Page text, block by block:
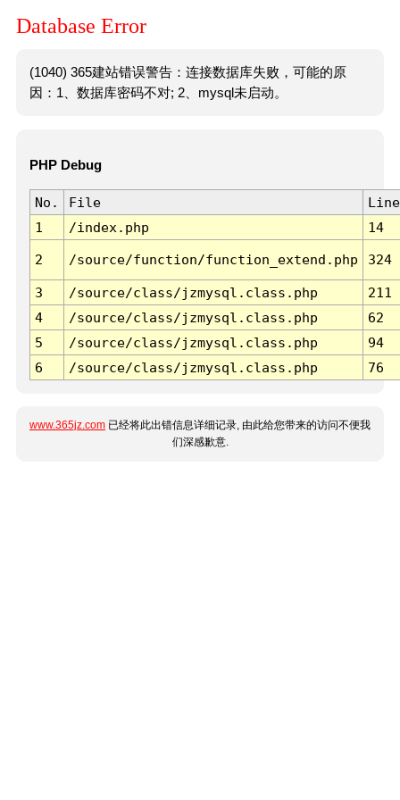
Database Error
(1040) 365建站错误警告：连接数据库失败，可能的原
因：1、数据库密码不对; 2、mysql未启动。
PHP Debug
No. File
Line
1
/index.php 14
2 /source/function/function_extend.php 324
3 /source/class/jzmysql.class.php
211
4
/source/class/jzmysql.class.php
62
5
/source/class/jzmysql.class.php
94
6
/source/class/jzmysql.class.php 76
www.365jz.com 已经将此出错信息详细记录, 由此给您带来的访问不便我
们深感歉意.